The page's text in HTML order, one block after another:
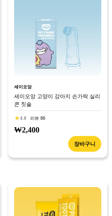
세이오앙
세이오앙 고양이 강아지 손가락 실리
콘 칫솔
4.8 리뷰 86
₩2,400
장바구니